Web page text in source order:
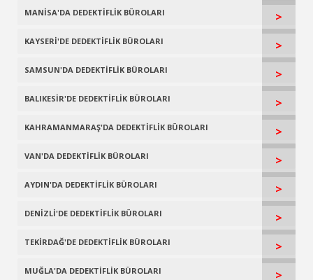
MANİSA'DA DEDEKTİFLİK BÜROLARI >
KAYSERİ'DE DEDEKTİFLİK BÜROLARI >
SAMSUN'DA DEDEKTİFLİK BÜROLARI >
BALIKESİR'DE DEDEKTİFLİK BÜROLARI >
KAHRAMANMARAŞ'DA DEDEKTİFLİK BÜROLARI >
VAN'DA DEDEKTİFLİK BÜROLARI >
AYDIN'DA DEDEKTİFLİK BÜROLARI >
DENİZLİ'DE DEDEKTİFLİK BÜROLARI >
TEKİRDAĞ'DE DEDEKTİFLİK BÜROLARI >
MUĞLA'DA DEDEKTİFLİK BÜROLARI >